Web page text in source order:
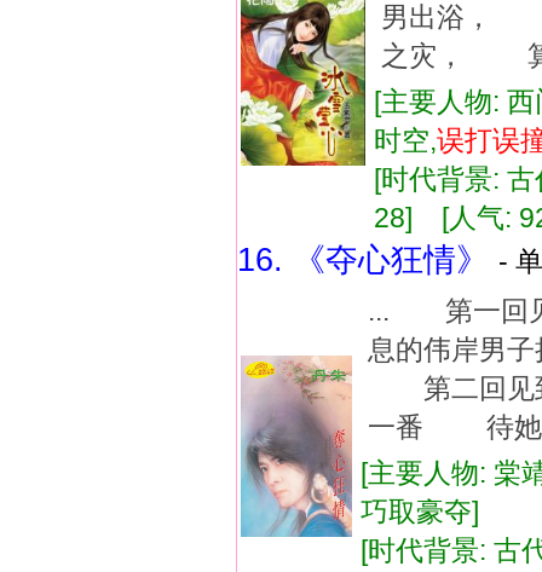
男出浴，
之灾，
[主要人物:
时空,误打误
[时代背景:
28] [人气:
16. 《夺心狂情》
-
... 第一回
息的伟岸男
第二回见
一番 待她
[主要人物:
巧取豪夺]
[时代背景: